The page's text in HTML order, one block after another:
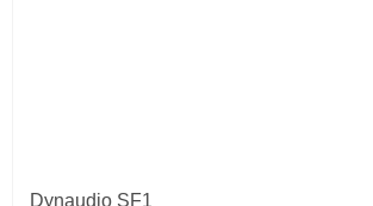
Dynaudio SF1